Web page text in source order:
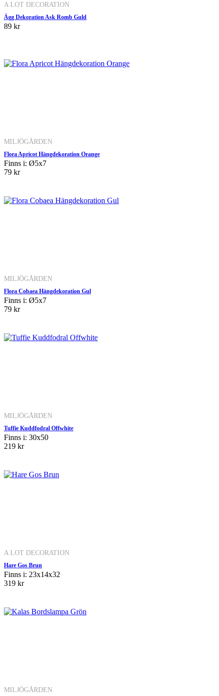
A LOT DECORATION
Ägg Dekoration Ask Romb Guld
89 kr
MILJÖGÅRDEN
Flora Apricot Hängdekoration Orange
Finns i: Ø5x7
79 kr
MILJÖGÅRDEN
Flora Cobaea Hängdekoration Gul
Finns i: Ø5x7
79 kr
MILJÖGÅRDEN
Tuffie Kuddfodral Offwhite
Finns i: 30x50
219 kr
A LOT DECORATION
Hare Gos Brun
Finns i: 23x14x32
319 kr
MILJÖGÅRDEN